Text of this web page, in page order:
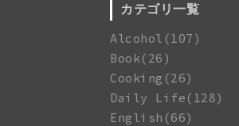
カテゴリ一覧
Alcohol(107)
Book(26)
Cooking(26)
Daily Life(128)
English(66)